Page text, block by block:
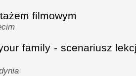
filmowym
family - scenariusz